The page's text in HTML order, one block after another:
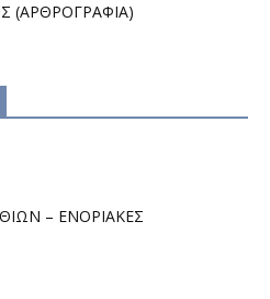
(ΑΡΘΡΟΓΡΑΦΙΑ)
– ΕΝΟΡΙΑΚΕΣ